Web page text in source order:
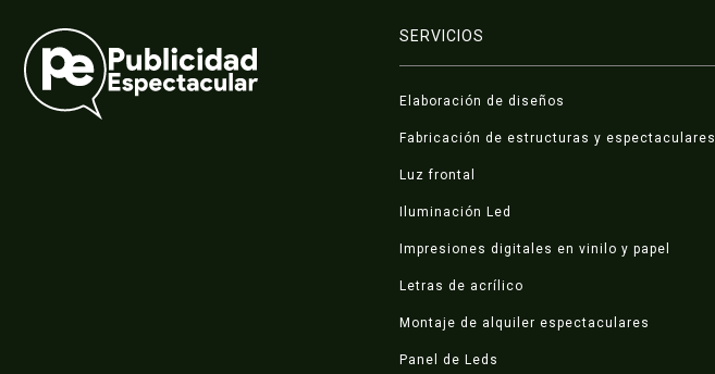
SERVICIOS
Elaboración de diseños
Fabricación de estructuras y espectaculares
Luz frontal
Iluminación Led
Impresiones digitales en vinilo y papel
Letras de acrílico
Montaje de alquiler espectaculares
Panel de Leds